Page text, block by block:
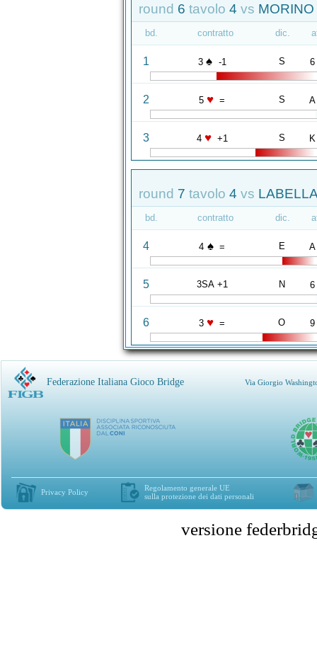
round 6 tavolo 4 vs
bd. contratto dic.
1 3 ♠ -1 S 6
2 5 ♥ = S A
3 4 ♥ +1 S K
round 7 tavolo 4 vs
bd. contratto dic.
4 4 ♠ = E A
5 3SA +1 N 6
6 3 ♥ = O 9
Federazione Italiana Gioco Bridge Via Giorgio
Privacy Policy
Regolamento generale UE
sulla protezione dei dati personali
versione